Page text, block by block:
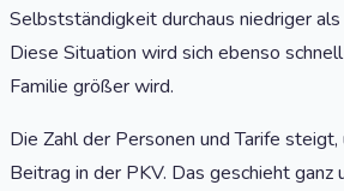
Selbstständigkeit durchaus niedriger als
Diese Situation wird sich ebenso
Familie größer wird.
Die Zahl der Personen und Tarife
Beitrag in der PKV. Das geschieht ganz